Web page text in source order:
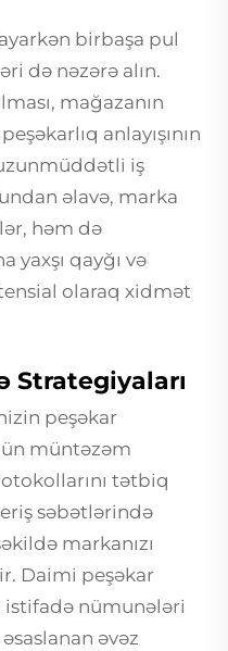
birbaşa pul
də nəzərə alın.
mağazanın
anlayışının
iş
əlavə, marka
həm də
yaxşı qayğı və
olaraq xidmət
Strategiyaları
peşəkar
müntəzəm
tətbiq
səbətlərində
markanızı
Daimi peşəkar
nümunələri
əvəz